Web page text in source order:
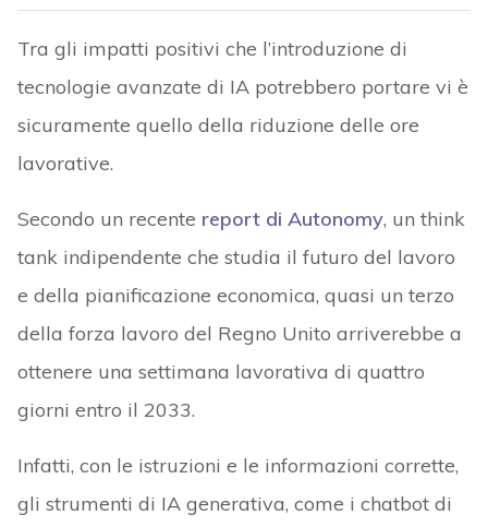
Tra gli impatti positivi che l’introduzione di
tecnologie avanzate di IA potrebbero portare vi è
sicuramente quello della riduzione delle ore
lavorative.
Secondo un recente report di Autonomy, un think
tank indipendente che studia il futuro del lavoro
e della pianificazione economica, quasi un terzo
della forza lavoro del Regno Unito arriverebbe a
ottenere una settimana lavorativa di quattro
giorni entro il 2033.
Infatti, con le istruzioni e le informazioni corrette,
gli strumenti di IA generativa, come i chatbot di